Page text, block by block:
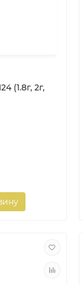
(1.8г, 2г,